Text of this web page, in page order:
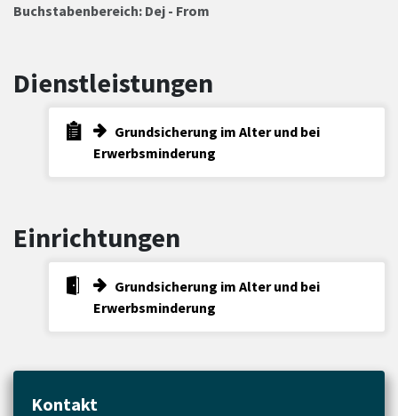
Buchstabenbereich: Dej - From
Dienstleistungen
Grundsicherung im Alter und bei
Erwerbsminderung
Einrichtungen
Grundsicherung im Alter und bei
Erwerbsminderung
Kontakt